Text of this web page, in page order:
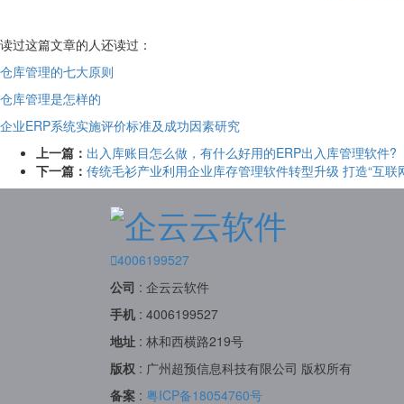
读过这篇文章的人还读过：
仓库管理的七大原则
仓库管理是怎样的
企业ERP系统实施评价标准及成功因素研究
上一篇： 出入库账目怎么做，有什么好用的ERP出入库管理软件?
下一篇： 传统毛衫产业利用企业库存管理软件转型升级 打造“互联
4006199527
公司 : 企云云软件
手机 : 4006199527
地址 : 林和西横路219号
版权 : 广州超预信息科技有限公司 版权所有
备案 : 粤ICP备18054760号